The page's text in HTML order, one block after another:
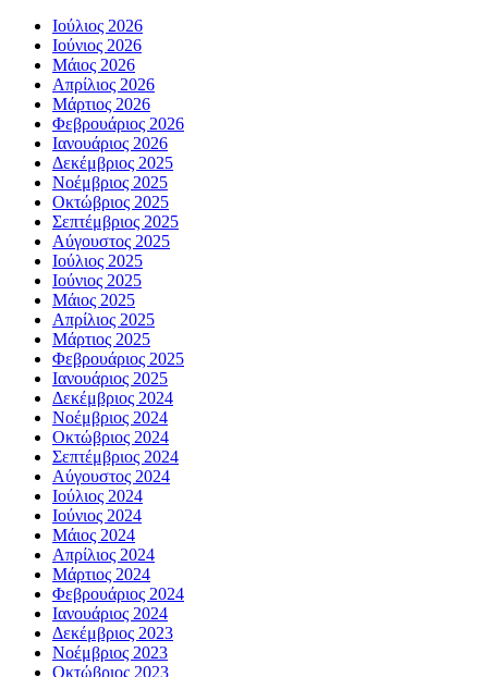
Ιούλιος 2026
Ιούνιος 2026
Μάιος 2026
Απρίλιος 2026
Μάρτιος 2026
Φεβρουάριος 2026
Ιανουάριος 2026
Δεκέμβριος 2025
Νοέμβριος 2025
Οκτώβριος 2025
Σεπτέμβριος 2025
Αύγουστος 2025
Ιούλιος 2025
Ιούνιος 2025
Μάιος 2025
Απρίλιος 2025
Μάρτιος 2025
Φεβρουάριος 2025
Ιανουάριος 2025
Δεκέμβριος 2024
Νοέμβριος 2024
Οκτώβριος 2024
Σεπτέμβριος 2024
Αύγουστος 2024
Ιούλιος 2024
Ιούνιος 2024
Μάιος 2024
Απρίλιος 2024
Μάρτιος 2024
Φεβρουάριος 2024
Ιανουάριος 2024
Δεκέμβριος 2023
Νοέμβριος 2023
Οκτώβριος 2023